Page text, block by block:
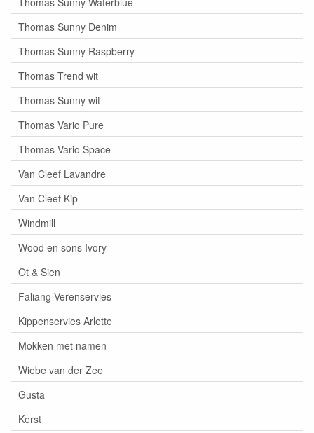
Thomas Sunny Denim
Thomas Sunny Raspberry
Thomas Trend wit
Thomas Sunny wit
Thomas Vario Pure
Thomas Vario Space
Van Cleef Lavandre
Van Cleef Kip
Windmill
Wood en sons Ivory
Ot & Sien
Faliang Verenservies
Kippenservies Arlette
Mokken met namen
Wiebe van der Zee
Gusta
Kerst